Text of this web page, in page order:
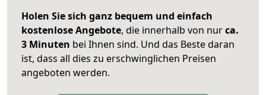
Holen Sie sich ganz bequem und einfach
kostenlose Angebote, die innerhalb von nurca.
3 Minuten bei Ihnen sind. Und das Beste daran
ist, dass all dies zu erschwinglichen Preisen
angeboten werden.